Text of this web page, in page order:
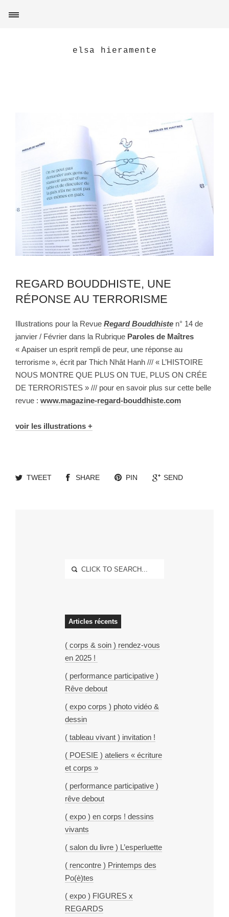
elsa hieramente
REGARD BOUDDHISTE, UNE
RÉPONSE AU TERRORISME
Illustrations pour la Revue Regard Bouddhiste n° 14 de
janvier / Février dans la Rubrique Paroles de Maîtres
« Apaiser un esprit rempli de peur, une réponse au
terrorisme », écrit par Thich Nhât Hanh /// « L’HISTOIRE
NOUS MONTRE QUE PLUS ON TUE, PLUS ON CRÉE
DE TERRORISTES » /// pour en savoir plus sur cette belle
revue : www.magazine-regard-bouddhiste.com
voir les illustrations +
TWEET SHARE PIN SEND
Articles récents
( corps & soin ) rendez-vous
en 2025 !
( performance participative )
Rêve debout
( expo corps ) photo vidéo &
dessin
( tableau vivant ) invitation !
( POESIE ) ateliers « écriture
et corps »
( performance participative )
rêve debout
( expo ) en corps ! dessins
vivants
( salon du livre ) L’esperluette
( rencontre ) Printemps des
Po(è)tes
( expo ) FIGURES x
REGARDS